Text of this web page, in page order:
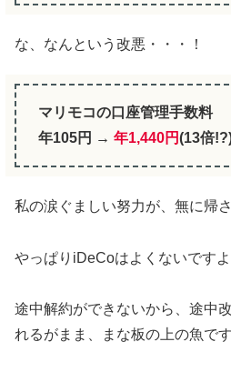
な、なんという改悪・・・！
マリモコの口座管理手数料
年105円 → 年1,440円(13倍
私の涙ぐましい努力が、無に帰
やっぱりiDeCoはよくないですよ
途中解約ができないから、途中
れるがまま、まな板の上の魚です